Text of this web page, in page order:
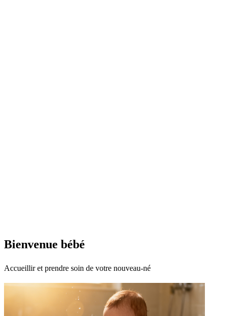
Bienvenue bébé
Accueillir et prendre soin de votre nouveau-né